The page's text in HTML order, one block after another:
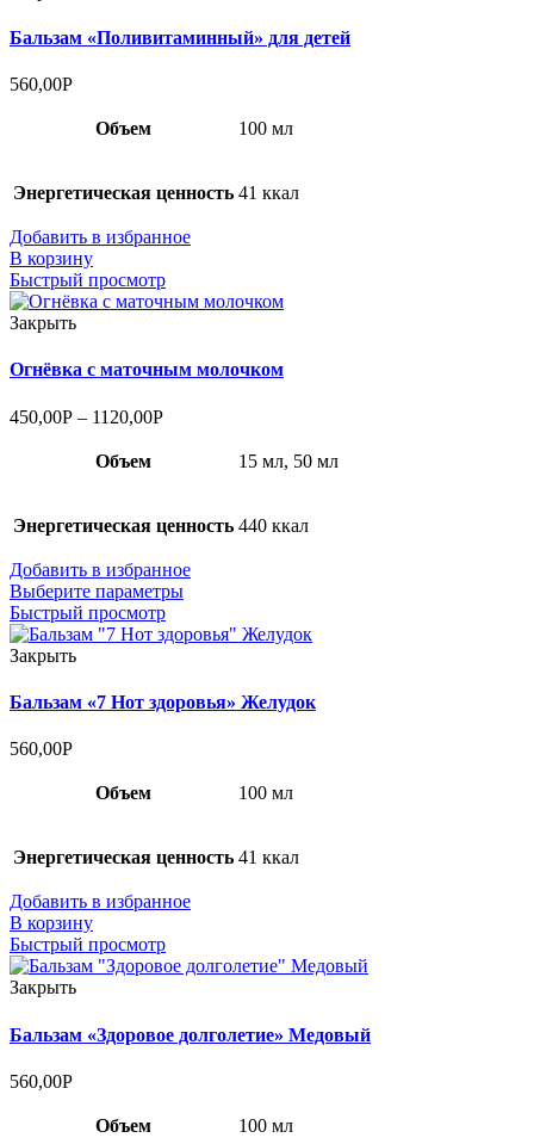
Бальзам «Поливитаминный» для детей
560,00Р
Объем 100 мл
Энергетическая ценность 41 ккал
Добавить в избранное
В корзину
Быстрый просмотр
Закрыть
Огнёвка с маточным молочком
450,00Р – 1120,00Р
Объем 15 мл, 50 мл
Энергетическая ценность 440 ккал
Добавить в избранное
Выберите параметры
Быстрый просмотр
Закрыть
Бальзам «7 Нот здоровья» Желудок
560,00Р
Объем 100 мл
Энергетическая ценность 41 ккал
Добавить в избранное
В корзину
Быстрый просмотр
Закрыть
Бальзам «Здоровое долголетие» Медовый
560,00Р
Объем 100 мл